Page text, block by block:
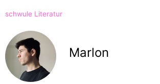
schwule Literatur
Marlon